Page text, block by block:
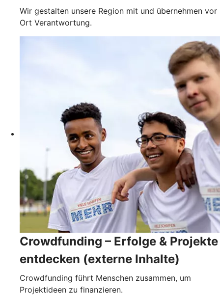
Wir gestalten unsere Region mit und übernehmen vor
Ort Verantwortung.
Crowdfunding – Erfolge & Projekte
entdecken (externe Inhalte)
Crowdfunding führt Menschen zusammen, um
Projektideen zu finanzieren.